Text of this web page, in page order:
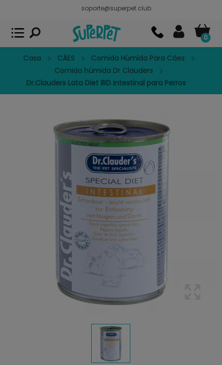
soporte@superpet.club
0
Casa CÃES
Comida Húmida Para Câes
Comida húmida Dr Clauders
Dr.Clauders Lata Diet IRD Intestinal para Perros
Superpet, comida para mascotas
APP GRATIS - En Google Play